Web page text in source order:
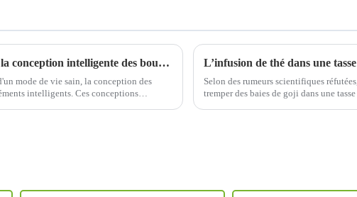
Quels sont les avantages pratiques de la conception intelligente des bouteilles de sport ?
mode de vie sain, la conception des
intelligents. Ces conceptions
L’infusion de thé dans une
Selon des rumeurs scientifiques
tremper des baies de goji dans une